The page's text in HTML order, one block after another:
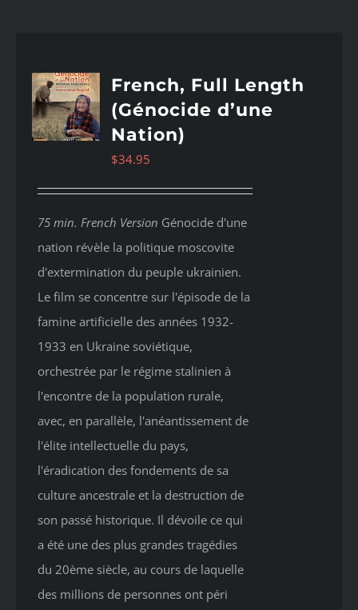
French, Full Length
(Génocide d’une
Nation)
$34.95
75 min. French Version Génocide d'une
nation révèle la politique moscovite
d'extermination du peuple ukrainien.
Le film se concentre sur l'épisode de la
famine artificielle des années 1932-
1933 en Ukraine soviétique,
orchestrée par le régime stalinien à
l'encontre de la population rurale,
avec, en parallèle, l'anéantissement de
l'élite intellectuelle du pays,
l'éradication des fondements de sa
culture ancestrale et la destruction de
son passé historique. Il dévoile ce qui
a été une des plus grandes tragédies
du 20ème siècle, au cours de laquelle
des millions de personnes ont péri